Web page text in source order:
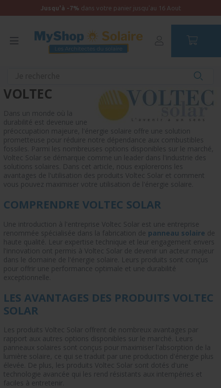
Jusqu'à -7% dans votre panier jusqu'au 16 Aout
VOLTEC
Dans un monde où la
durabilité est devenue une
préoccupation majeure, l'énergie solaire offre une solution
prometteuse pour réduire notre dépendance aux combustibles
fossiles. Parmi les nombreuses options disponibles sur le marché,
Voltec Solar se démarque comme un leader dans l'industrie des
solutions solaires. Dans cet article, nous explorerons les
avantages de l'utilisation des produits Voltec Solar et comment
vous pouvez maximiser votre utilisation de l'énergie solaire.
COMPRENDRE VOLTEC SOLAR
Une introduction à l'entreprise Voltec Solar est une entreprise
renommée spécialisée dans la fabrication de panneau solaire de
haute qualité. Leur expertise technique et leur engagement envers
l'innovation ont permis à Voltec Solar de devenir un acteur majeur
dans le domaine de l'énergie solaire. Leurs produits sont conçus
pour offrir une performance optimale et une durabilité
exceptionnelle.
LES AVANTAGES DES PRODUITS VOLTEC
SOLAR
Les produits Voltec Solar offrent de nombreux avantages par
rapport aux autres options disponibles sur le marché. Leurs
panneaux solaires sont conçus pour maximiser l'absorption de la
lumière solaire, ce qui se traduit par une production d'énergie plus
élevée. De plus, les produits Voltec Solar sont dotés d'une
technologie avancée qui les rend résistants aux intempéries et
faciles à entretenir.